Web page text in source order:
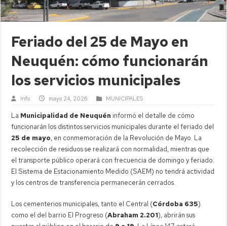
Feriado del 25 de Mayo en
Neuquén: cómo funcionarán
los servicios municipales
Info mayo 24, 2026 MUNICIPALES
La Municipalidad de Neuquén informó el detalle de cómo
funcionarán los distintos servicios municipales durante el feriado del
25 de mayo, en conmemoración de la Revolución de Mayo. La
recolección de residuos se realizará con normalidad, mientras que
el transporte público operará con frecuencia de domingo y feriado.
El Sistema de Estacionamiento Medido (SAEM) no tendrá actividad
y los centros de transferencia permanecerán cerrados.
Los cementerios municipales, tanto el Central (Córdoba 635)
como el del barrio El Progreso (Abraham 2.201), abrirán sus